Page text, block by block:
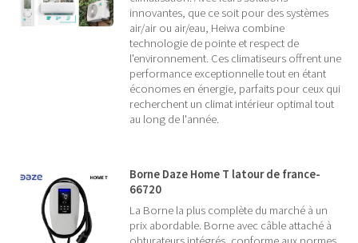
innovantes, que ce soit pour des systèmes
air/air ou air/eau, Heiwa combine
technologie de pointe et respect de
l'environnement. Ces climatiseurs offrent une
performance exceptionnelle tout en étant
économes en énergie, parfaits pour ceux qui
recherchent un climat intérieur optimal tout
au long de l'année.
Borne Daze Home T latour de france-
66720
La Borne la plus complète du marché à un
prix abordable. Borne avec câble attaché à